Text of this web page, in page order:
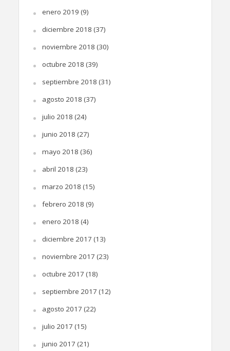
enero 2019 (9)
diciembre 2018 (37)
noviembre 2018 (30)
octubre 2018 (39)
septiembre 2018 (31)
agosto 2018 (37)
julio 2018 (24)
junio 2018 (27)
mayo 2018 (36)
abril 2018 (23)
marzo 2018 (15)
febrero 2018 (9)
enero 2018 (4)
diciembre 2017 (13)
noviembre 2017 (23)
octubre 2017 (18)
septiembre 2017 (12)
agosto 2017 (22)
julio 2017 (15)
junio 2017 (21)